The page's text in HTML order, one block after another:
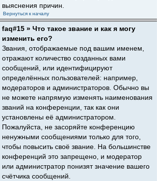
выяснения причин.
Вернуться к началу
faq#15 » Что такое звание и как я могу
изменить его?
Звания, отображаемые под вашим именем,
отражают количество созданных вами
сообщений, или идентифицируют
определённых пользователей: например,
модераторов и администраторов. Обычно вы
не можете напрямую изменять наименования
званий на конференции, так как они
установлены её администратором.
Пожалуйста, не засоряйте конференцию
ненужными сообщениями только для того,
чтобы повысить своё звание. На большинстве
конференций это запрещено, и модератор
или администратор понизят значение вашего
счётчика сообщений.